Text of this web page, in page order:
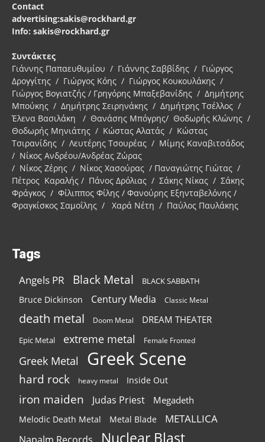
Contact
advertising:sakis@rockhard.gr
Info: sakis@rockhard.gr
Συντάκτες
Γιάννης Παπαευθυμίου / Γιάννης Σαββίδης / Γιώργος
Δρογγίτης / Γιώργος Κόης / Γιώργος Κουκουλάκης /
Γιώργος Βογιατζής / Γρηγόρης Μπαξεβανίδης / Δημήτρης
Μπούκης / Δημήτρης Σειρηνάκης / Δημήτρης Τσέλλος /
Έλενα Βασιλάκη / Θανάσης Μπόγρης/ Θοδωρής Κλώνης /
Θοδωρής Μηνιάτης / Κώστας Αλατάς / Κώστας
Τσιρανίδης / Λευτέρης Τσουρέας / Μίμης Καναβιτσάδος
/ Νίκος Ανδρέου/Ανδρέας Ζώρας
/ Νίκος Ζέρης / Νίκος Χασούρας / Παναγιώτης Γιώτας /
Πέτρος Καραλής / Πάνος Δρόλιας / Σάκης Νίκας / Σάκης
Φράγκος / Φίλιππος Φίλης / Φανούρης Εξηνταβελόνης /
Φραγκίσκος Σαμοΐλης / Χαρά Νέτη / Παύλος Παυλάκης
Tags
Angels PR Black Metal BLACK SABBATH
Bruce Dickinson Century Media Classic Metal
death metal Doom Metal DREAM THEATER
Epic Metal extreme metal Female Fronted
Greek Metal Greek Scene
hard rock heavy metal Inside Out
iron maiden Judas Priest Megadeth
Melodic Death Metal Metal Blade METALLICA
Nuclear Blast